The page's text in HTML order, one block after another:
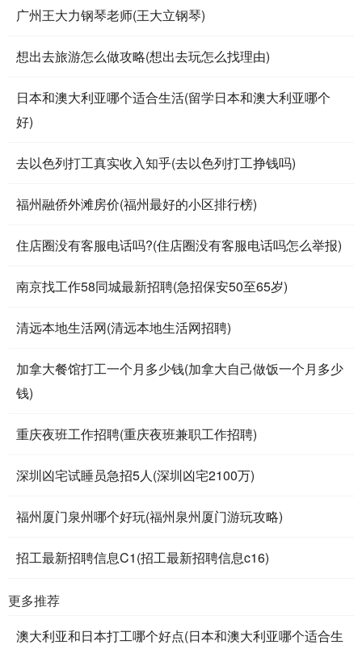
广州王大力钢琴老师(王大立钢琴)
想出去旅游怎么做攻略(想出去玩怎么找理由)
日本和澳大利亚哪个适合生活(留学日本和澳大利亚哪个
好)
去以色列打工真实收入知乎(去以色列打工挣钱吗)
福州融侨外滩房价(福州最好的小区排行榜)
住店圈没有客服电话吗?(住店圈没有客服电话吗怎么举报)
南京找工作58同城最新招聘(急招保安50至65岁)
清远本地生活网(清远本地生活网招聘)
加拿大餐馆打工一个月多少钱(加拿大自己做饭一个月多少
钱)
重庆夜班工作招聘(重庆夜班兼职工作招聘)
深圳凶宅试睡员急招5人(深圳凶宅2100万)
福州厦门泉州哪个好玩(福州泉州厦门游玩攻略)
招工最新招聘信息C1(招工最新招聘信息c16)
更多推荐
澳大利亚和日本打工哪个好点(日本和澳大利亚哪个适合生